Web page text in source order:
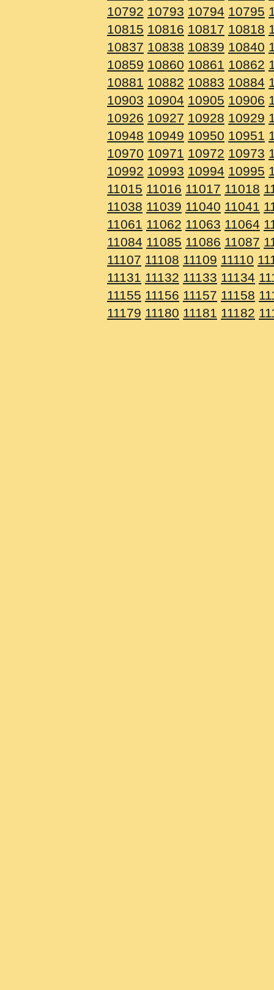
10792 10793 10794 10795
10815 10816 10817 10818
10837 10838 10839 10840
10859 10860 10861 10862
10881 10882 10883 10884
10903 10904 10905 10906
10926 10927 10928 10929
10948 10949 10950 10951
10970 10971 10972 10973
10992 10993 10994 10995
11015 11016 11017 11018
11038 11039 11040 11041
11061 11062 11063 11064
11084 11085 11086 11087
11107 11108 11109 11110
11131 11132 11133 11134
11155 11156 11157 11158
11179 11180 11181 11182